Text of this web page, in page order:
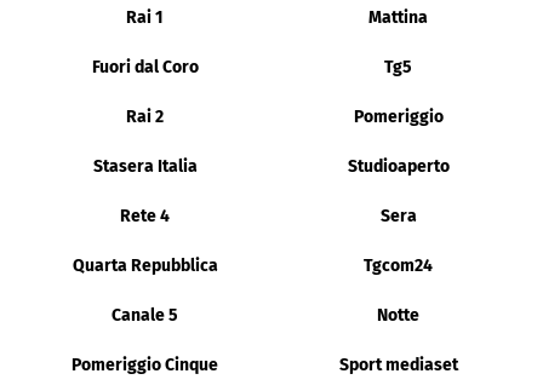
Rai 1 Mattina
Fuori dal Coro Tg5
Rai 2 Pomeriggio
Stasera Italia Studioaperto
Rete 4 Sera
Quarta Repubblica Tgcom24
Canale 5 Notte
Pomeriggio Cinque Sport mediaset